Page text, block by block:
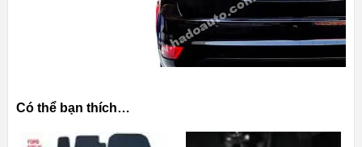
Có thể bạn thích…